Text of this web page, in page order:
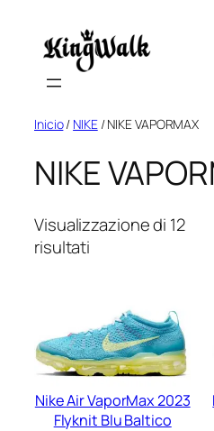
content
Inicio/ NIKE/ NIKE VAPORMAX
NIKE
Visualizzazione di 12
risultati
Nike Air VaporMax 2023
Flyknit Blu Baltico